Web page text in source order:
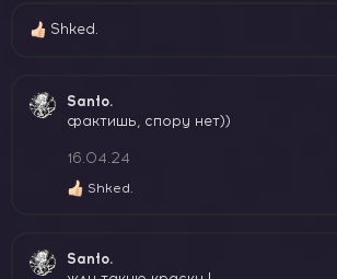
Р
к
ц
Shked.
Santo.
фактишь, спору нет))
16.04.24
Р
ц
Shked.
Santo.